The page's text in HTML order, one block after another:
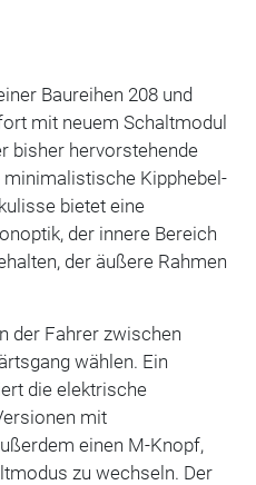
Baureihen 208 und
mit neuem Schaltmodul
bisher hervorstehende
Kipphebel-
bietet eine
der innere Bereich
der äußere Rahmen
der Fahrer zwischen
wählen. Ein
die elektrische
mit
einen M-Knopf,
zu wechseln. Der